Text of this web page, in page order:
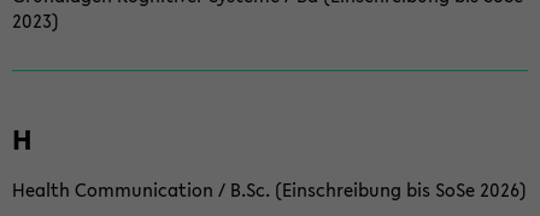
2023)
H
Health Communication / B.Sc. (Einschreibung bis SoSe 2026)